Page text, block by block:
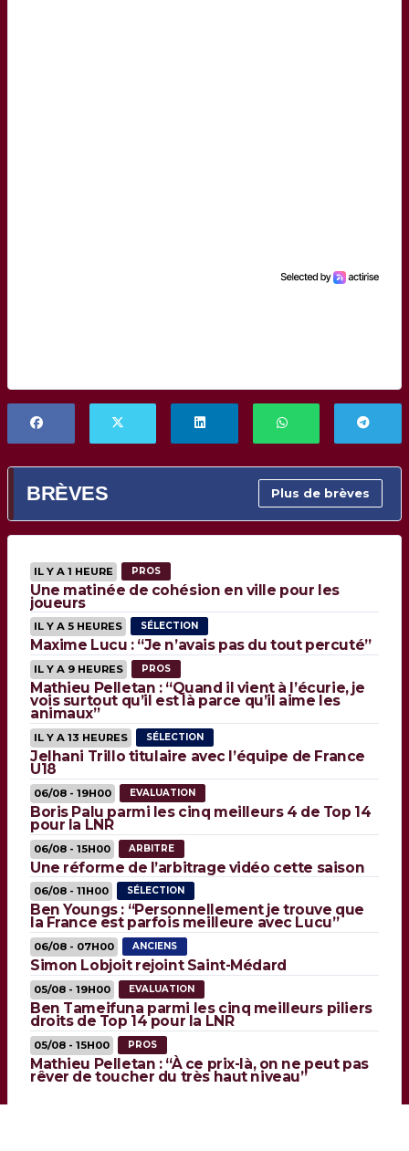
BRÈVES Plus de brèves
IL Y A 1 HEURE PROS
Une matinée de cohésion en ville pour les
joueurs
IL Y A 5 HEURES SÉLECTION
Maxime Lucu : “Je n’avais pas du tout percuté”
IL Y A 9 HEURES PROS
Mathieu Pelletan : “Quand il vient à l’écurie, je
vois surtout qu’il est là parce qu’il aime les
animaux”
IL Y A 13 HEURES SÉLECTION
Jelhani Trillo titulaire avec l’équipe de France
U18
06/08 - 19H00 EVALUATION
Boris Palu parmi les cinq meilleurs 4 de Top 14
pour la LNR
06/08 - 15H00 ARBITRE
Une réforme de l’arbitrage vidéo cette saison
06/08 - 11H00 SÉLECTION
Ben Youngs : “Personnellement je trouve que
la France est parfois meilleure avec Lucu”
06/08 - 07H00 ANCIENS
Simon Lobjoit rejoint Saint-Médard
05/08 - 19H00 EVALUATION
Ben Tameifuna parmi les cinq meilleurs piliers
droits de Top 14 pour la LNR
05/08 - 15H00 PROS
Mathieu Pelletan : “À ce prix-là, on ne peut pas
rêver de toucher du très haut niveau”